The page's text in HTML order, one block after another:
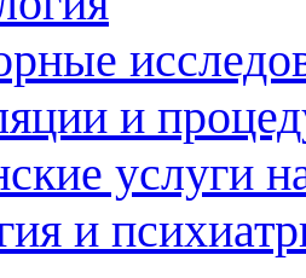
и
услуги
и